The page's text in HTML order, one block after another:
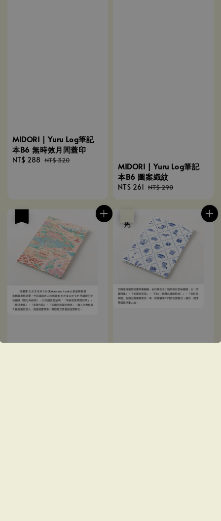
MIDORI | Yuru Log筆記
本B6 無時效月間蓋印
Sale
NT$ 288 Regular
NT$ 320
MIDORI | Yuru Log筆記
本B6 圖案織紋
Sale
NT$ 261 Regular
NT$ 290